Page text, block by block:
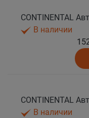
В наличии
В наличии